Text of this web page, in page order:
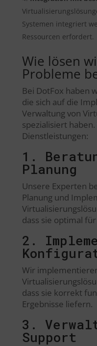
Systemen integriert
Ressourcen erfordert.
Wie lösen
Probleme
Bei DotFox haben
die sich auf die
Verwaltung von
spezialisiert
Dienstleistungen:
1.
Planung
Unsere Experten
Planung und
dass sie optimal
2.
Wir
dass sie korrekt
Ergebnisse liefern.
3.
Support